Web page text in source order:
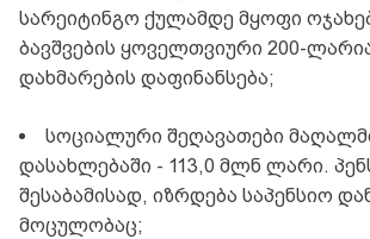
სარეიტინგო ქულამდე მყოფი
ბავშვების ყოველთვიური 200-
დახმარების დაფინანსება;
სოციალური შეღავათები
დასახლებაში - 113,0 მლნ ლარი.
შესაბამისად, იზრდება საპენსიო
მოცულობაც;